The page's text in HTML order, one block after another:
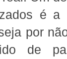
é a
por
de